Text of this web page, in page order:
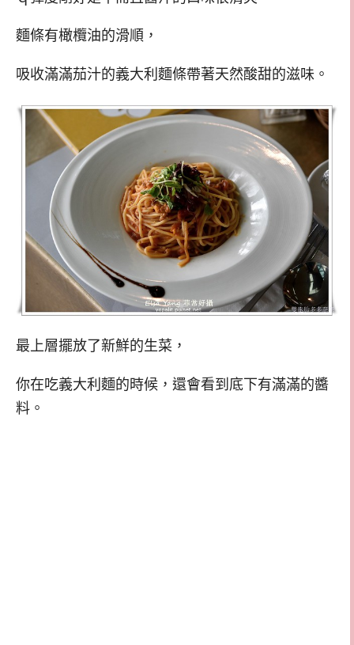
麵條有橄欖油的滑順，
吸收滿滿茄汁的義大利麵條帶著天然酸甜的滋味。
最上層擺放了新鮮的生菜，
你在吃義大利麵的時候，還會看到底下有滿滿的醬
料。